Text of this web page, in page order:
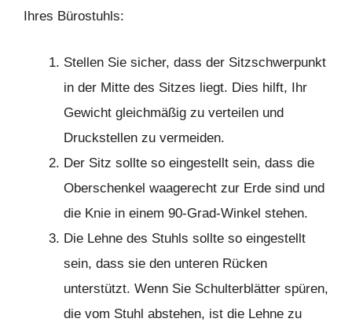
Ihres Bürostuhls:
Stellen Sie sicher, dass der Sitzschwerpunkt
in der Mitte des Sitzes liegt. Dies hilft, Ihr
Gewicht gleichmäßig zu verteilen und
Druckstellen zu vermeiden.
Der Sitz sollte so eingestellt sein, dass die
Oberschenkel waagerecht zur Erde sind und
die Knie in einem 90-Grad-Winkel stehen.
Die Lehne des Stuhls sollte so eingestellt
sein, dass sie den unteren Rücken
unterstützt. Wenn Sie Schulterblätter spüren,
die vom Stuhl abstehen, ist die Lehne zu